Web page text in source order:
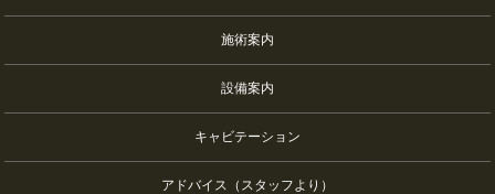
施術案内
設備案内
キャビテーション
アドバイス（スタッフより）